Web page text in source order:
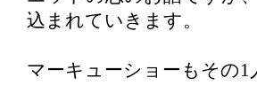
込まれていきます。
マーキューショーもその1